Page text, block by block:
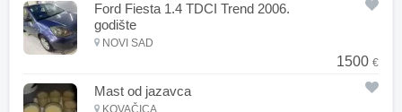
Ford Fiesta 1.4 TDCI Trend 2006.
godište
NOVI SAD
1500 €
Mast od jazavca
KOVAČICA